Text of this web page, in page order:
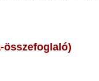
összefoglaló)